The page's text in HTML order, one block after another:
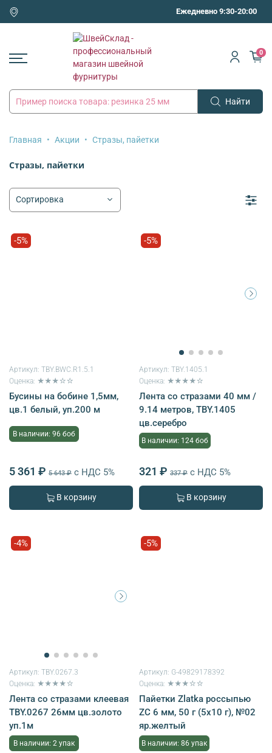
Ежедневно 9:30-20:00
Найти
0
Главная Акции Стразы, пайетки
Стразы, пайетки
-5%
Артикул: TBY.BWC.R1.5.1
Оценка: ★★★☆☆
Бусины на бобине 1,5мм,
цв.1 белый, уп.200 м
В наличии: 96 боб
5 361 ₽ 5 643 ₽ с НДС 5%
В корзину
-5%
Артикул: TBY.1405.1
Оценка: ★★★★☆
Лента со стразами 40 мм /
9.14 метров, TBY.1405
цв.серебро
В наличии: 124 боб
321 ₽ 337 ₽ с НДС 5%
В корзину
-4%
Артикул: TBY.0267.3
Оценка: ★★★★☆
Лента со стразами клеевая
TBY.0267 26мм цв.золото
уп.1м
В наличии: 2 упак
-5%
Артикул: G-49829178392
Оценка: ★★★☆☆
Пайетки Zlatka россыпью
ZC 6 мм, 50 г (5х10 г), №02
яр.желтый
В наличии: 86 упак